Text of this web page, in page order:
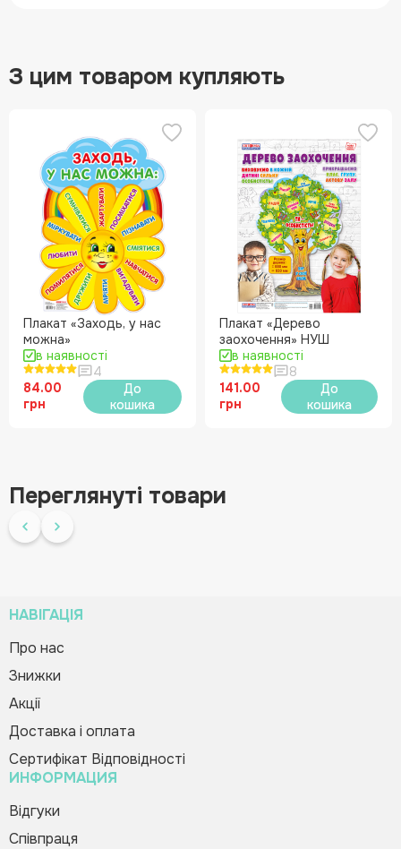
З цим товаром купляють
Плакат «Заходь, у нас
можна»
в наявності
4
84.00
грн
До
кошика
Плакат «Дерево
заохочення» НУШ
в наявності
8
141.00
грн
До
кошика
Переглянуті товари
НАВІГАЦІЯ
Про нас
Знижки
Акції
Доставка і оплата
Сертифікат Відповідності
ИНФОРМАЦИЯ
Відгуки
Співпраця